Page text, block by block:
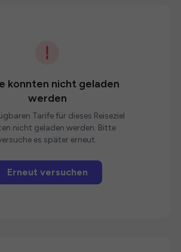
konnten nicht geladen
werden
Tarife für dieses Reiseziel
nicht geladen werden. Bitte
es später erneut.
Erneut versuchen